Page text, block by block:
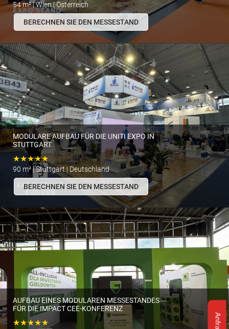
54 m² | Wien | Österreich
BERECHNEN SIE DEN MESSESTAND
MODULARE AUFBAU FÜR DIE UNITI EXPO IN
STUTTGART
★★★★★
90 m² | Stuttgart | Deutschland
BERECHNEN SIE DEN MESSESTAND
AUFBAU EINES MODULAREN MESSESTANDES
FÜR DIE IMPACT CEE-KONFERENZ
★★★★★